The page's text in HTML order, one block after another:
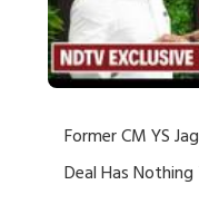
Former CM YS
Deal Has